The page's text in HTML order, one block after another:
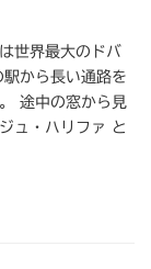
世界最大のドバ
から長い通路を
途中の窓から見
ュ・ハリファ と